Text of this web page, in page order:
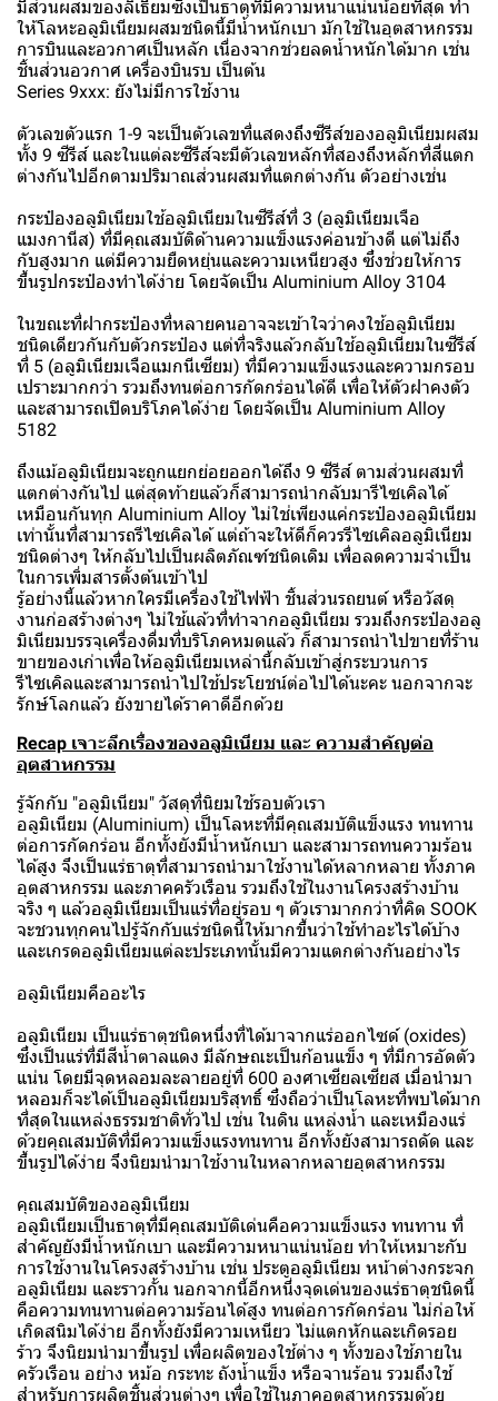
มีส่วนผสมของลิเธียมซึ่งเป็นธาตุที่มีความหนาแน่นน้อยที่สุด ทำ
ให้โลหะอลูมิเนียมผสมชนิดนี้มีน้ำหนักเบา มักใช้ในอุตสาหกรรม
การบินและอวกาศเป็นหลัก เนื่องจากช่วยลดน้ำหนักได้มาก เช่น
ชิ้นส่วนอวกาศ เครื่องบินรบ เป็นต้น
Series 9xxx: ยังไม่มีการใช้งาน
ตัวเลขตัวแรก 1-9 จะเป็นตัวเลขที่แสดงถึงซีรีส์ของอลูมิเนียมผสม
ทั้ง 9 ซีรีส์ และในแต่ละซีรีส์จะมีตัวเลขหลักที่สองถึงหลักที่สี่แตก
ต่างกันไปอีกตามปริมาณส่วนผสมที่แตกต่างกัน ตัวอย่างเช่น
กระป๋องอลูมิเนียมใช้อลูมิเนียมในซีรีส์ที่ 3 (อลูมิเนียมเจือ
แมงกานีส) ที่มีคุณสมบัติด้านความแข็งแรงค่อนข้างดี แต่ไม่ถึง
กับสูงมาก แต่มีความยืดหยุ่นและความเหนียวสูง ซึ่งช่วยให้การ
ขึ้นรูปกระป๋องทำได้ง่าย โดยจัดเป็น Aluminium Alloy 3104
ในขณะที่ฝากระป๋องที่หลายคนอาจจะเข้าใจว่าคงใช้อลูมิเนียม
ชนิดเดียวกันกับตัวกระป๋อง แต่ที่จริงแล้วกลับใช้อลูมิเนียมในซีรีส์
ที่ 5 (อลูมิเนียมเจือแมกนีเซียม) ที่มีความแข็งแรงและความกรอบ
เปราะมากกว่า รวมถึงทนต่อการกัดกร่อนได้ดี เพื่อให้ตัวฝาคงตัว
และสามารถเปิดบริโภคได้ง่าย โดยจัดเป็น Aluminium Alloy
5182
ถึงแม้อลูมิเนียมจะถูกแยกย่อยออกได้ถึง 9 ซีรีส์ ตามส่วนผสมที่
แตกต่างกันไป แต่สุดท้ายแล้วก็สามารถนำกลับมารีไซเคิลได้
เหมือนกันทุก Aluminium Alloy ไม่ใช่เพียงแค่กระป๋องอลูมิเนียม
เท่านั้นที่สามารถรีไซเคิลได้ แต่ถ้าจะให้ดีก็ควรรีไซเคิลอลูมิเนียม
ชนิดต่างๆ ให้กลับไปเป็นผลิตภัณฑ์ชนิดเดิม เพื่อลดความจำเป็น
ในการเพิ่มสารตั้งต้นเข้าไป
รู้อย่างนี้แล้วหากใครมีเครื่องใช้ไฟฟ้า ชิ้นส่วนรถยนต์ หรือวัสดุ
งานก่อสร้างต่างๆ ไม่ใช้แล้วที่ทำจากอลูมิเนียม รวมถึงกระป๋องอลู
มิเนียมบรรจุเครื่องดื่มที่บริโภคหมดแล้ว ก็สามารถนำไปขายที่ร้าน
ขายของเก่าเพื่อให้อลูมิเนียมเหล่านี้กลับเข้าสู่กระบวนการ
รีไซเคิลและสามารถนำไปใช้ประโยชน์ต่อไปได้นะคะ นอกจากจะ
รักษ์โลกแล้ว ยังขายได้ราคาดีอีกด้วย
Recap เจาะลึกเรื่องของอลูมิเนียม และ ความสำคัญต่อ
อุตสาหกรรม
รู้จักกับ "อลูมิเนียม" วัสดุที่นิยมใช้รอบตัวเรา
อลูมิเนียม (Aluminium) เป็นโลหะที่มีคุณสมบัติแข็งแรง ทนทาน
ต่อการกัดกร่อน อีกทั้งยังมีน้ำหนักเบา และสามารถทนความร้อน
ได้สูง จึงเป็นแร่ธาตุที่สามารถนำมาใช้งานได้หลากหลาย ทั้งภาค
อุตสาหกรรม และภาคครัวเรือน รวมถึงใช้ในงานโครงสร้างบ้าน
จริง ๆ แล้วอลูมิเนียมเป็นแร่ที่อยู่รอบ ๆ ตัวเรามากกว่าที่คิด SOOK
จะชวนทุกคนไปรู้จักกับแร่ชนิดนี้ให้มากขึ้นว่าใช้ทำอะไรได้บ้าง
และเกรดอลูมิเนียมแต่ละประเภทนั้นมีความแตกต่างกันอย่างไร
อลูมิเนียมคืออะไร
อลูมิเนียม เป็นแร่ธาตุชนิดหนึ่งที่ได้มาจากแร่ออกไซด์ (oxides)
ซึ่งเป็นแร่ที่มีสีน้ำตาลแดง มีลักษณะเป็นก้อนแข็ง ๆ ที่มีการอัดตัว
แน่น โดยมีจุดหลอมละลายอยู่ที่ 600 องศาเซียลเซียส เมื่อนำมา
หลอมก็จะได้เป็นอลูมิเนียมบริสุทธิ์ ซึ่งถือว่าเป็นโลหะที่พบได้มาก
ที่สุดในแหล่งธรรมชาติทั่วไป เช่น ในดิน แหล่งน้ำ และเหมืองแร่
ด้วยคุณสมบัติที่มีความแข็งแรงทนทาน อีกทั้งยังสามารถดัด และ
ขึ้นรูปได้ง่าย จึงนิยมนำมาใช้งานในหลากหลายอุตสาหกรรม
คุณสมบัติของอลูมิเนียม
อลูมิเนียมเป็นธาตุที่มีคุณสมบัติเด่นคือความแข็งแรง ทนทาน ที่
สำคัญยังมีน้ำหนักเบา และมีความหนาแน่นน้อย ทำให้เหมาะกับ
การใช้งานในโครงสร้างบ้าน เช่น ประตูอลูมิเนียม หน้าต่างกระจก
อลูมิเนียม และราวกั้น นอกจากนี้อีกหนึ่งจุดเด่นของแร่ธาตุชนิดนี้
คือความทนทานต่อความร้อนได้สูง ทนต่อการกัดกร่อน ไม่ก่อให้
เกิดสนิมได้ง่าย อีกทั้งยังมีความเหนียว ไม่แตกหักและเกิดรอย
ร้าว จึงนิยมนำมาขึ้นรูป เพื่อผลิตของใช้ต่าง ๆ ทั้งของใช้ภายใน
ครัวเรือน อย่าง หม้อ กระทะ ถังน้ำแข็ง หรือจานร้อน รวมถึงใช้
สำหรับการผลิตชิ้นส่วนต่างๆ เพื่อใช้ในภาคอุตสาหกรรมด้วย